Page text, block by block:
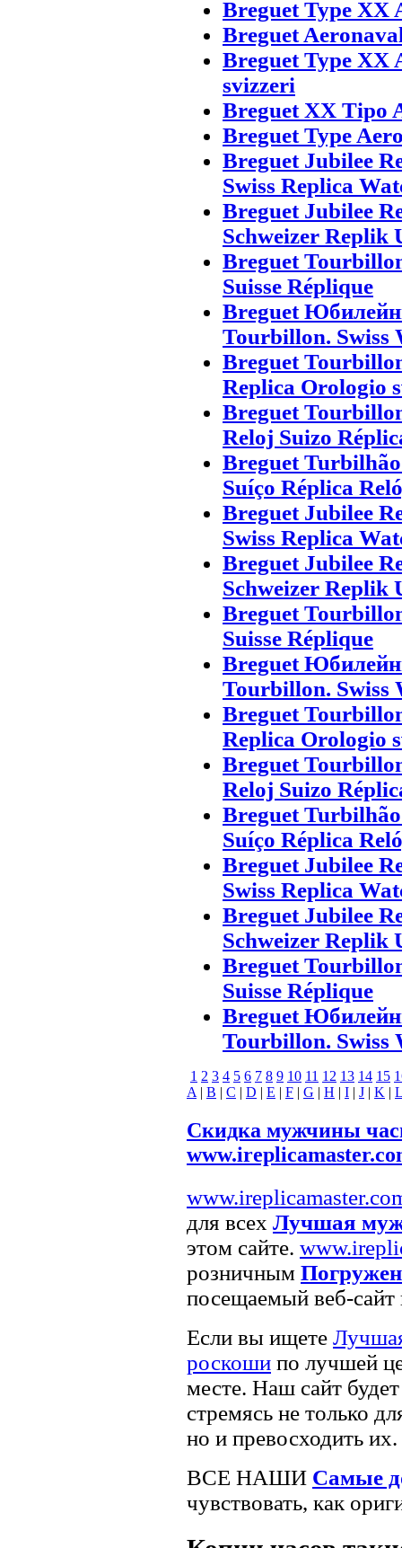
Breguet Type XX
Breguet
Breguet Type XX
svizzeri
Breguet XX Tipo
Breguet Type
Breguet Jubilee
Swiss Replica
Breguet Jubilee
Schweizer Replik
Breguet
Suisse Réplique
Breguet
Tourbillon. Swiss
Breguet
Replica Orologio
Breguet
Reloj Suizo
Breguet
Suíço Réplica
Breguet Jubilee
Swiss Replica
Breguet Jubilee
Schweizer Replik
Breguet
Suisse Réplique
Breguet
Tourbillon. Swiss
Breguet
Replica Orologio
Breguet
Reloj Suizo
Breguet
Suíço Réplica
Breguet Jubilee
Swiss Replica
Breguet Jubilee
Schweizer Replik
Breguet
Suisse Réplique
Breguet
Tourbillon. Swiss
1 2 3 4 5 6 7 8 9 10 11 12 13 14 15
A | B | C | D | E | F | G | H | I | J | K | L
Скидка мужчины
для всех Лучшая
этом сайте.
розничным
посещаемый веб-сайт
Если вы ищете
роскоши по лучшей
месте. Наш сайт
стремясь не только
но и превосходить их.
ВСЕ НАШИ Самые
чувствовать, как